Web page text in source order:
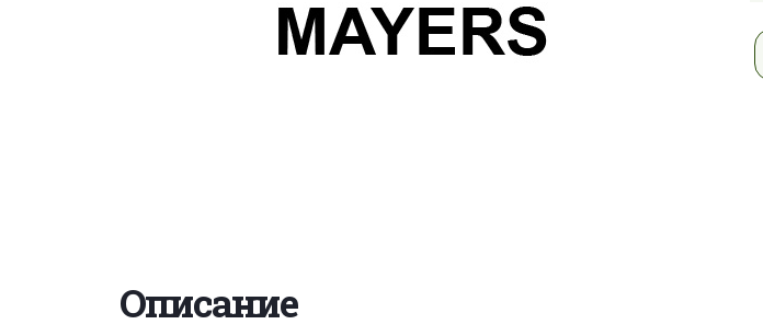
Описание